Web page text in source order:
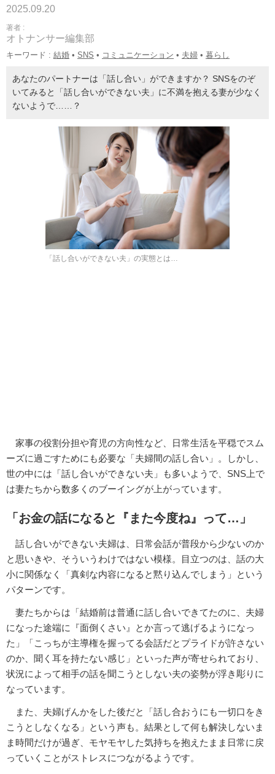
2025.09.20
著者 :
オトナンサー編集部
キーワード : 結婚 • SNS • コミュニケーション • 夫婦 • 暮らし
あなたのパートナーは「話し合い」ができますか？ SNSをのぞ
いてみると「話し合いができない夫」に不満を抱える妻が少なく
ないようで……？
「話し合いができない夫」の実態とは…
家事の役割分担や育児の方向性など、日常生活を平穏でスム
ーズに過ごすためにも必要な「夫婦間の話し合い」。しかし、
世の中には「話し合いができない夫」も多いようで、SNS上で
は妻たちから数多くのブーイングが上がっています。
「お金の話になると『また今度ね』って…」
話し合いができない夫婦は、日常会話が普段から少ないのか
と思いきや、そういうわけではない模様。目立つのは、話の大
小に関係なく「真剣な内容になると黙り込んでしまう」という
パターンです。
妻たちからは「結婚前は普通に話し合いできてたのに、夫婦
になった途端に『面倒くさい』とか言って逃げるようになっ
た」「こっちが主導権を握ってる会話だとプライドが許さない
のか、聞く耳を持たない感じ」といった声が寄せられており、
状況によって相手の話を聞こうとしない夫の姿勢が浮き彫りに
なっています。
また、夫婦げんかをした後だと「話し合おうにも一切口をき
こうとしなくなる」という声も。結果として何も解決しないま
ま時間だけが過ぎ、モヤモヤした気持ちを抱えたまま日常に戻
っていくことがストレスにつながるようです。